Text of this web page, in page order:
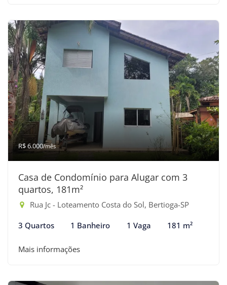
R$ 6.000/mês
Casa de Condomínio para Alugar com 3
quartos, 181m²
Rua Jc - Loteamento Costa do Sol, Bertioga-SP
3 Quartos 1 Banheiro 1 Vaga 181 m²
Mais informações